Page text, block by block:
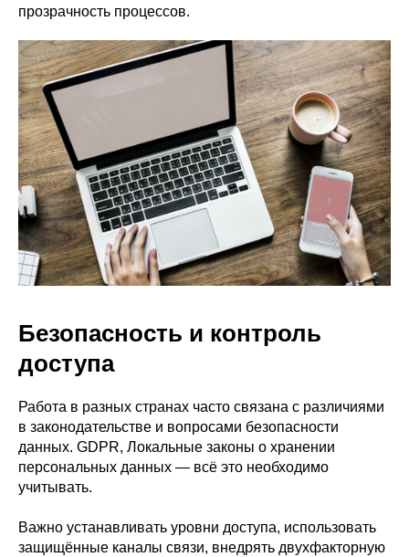
прозрачность процессов.
Безопасность и контроль
доступа
Работа в разных странах часто связана с различиями
в законодательстве и вопросами безопасности
данных. GDPR, Локальные законы о хранении
персональных данных — всё это необходимо
учитывать.
Важно устанавливать уровни доступа, использовать
защищённые каналы связи, внедрять двухфакторную